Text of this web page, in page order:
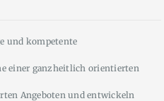
und kompetente
einer ganzheitlich orientierten
Angeboten und entwickeln